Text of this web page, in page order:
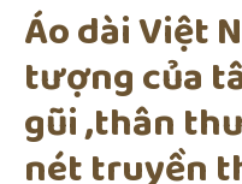
Áo dài Việt
tượng của
gũi ,thân
nét truyền